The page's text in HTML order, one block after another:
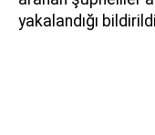
yakalandığı